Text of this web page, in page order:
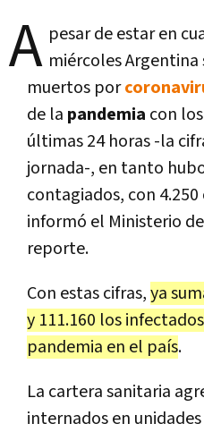
A pesar de estar en
miércoles Argentina
muertos por
de la pandemia con
últimas 24 horas -la
jornada-, en tanto
contagiados, con
informó el Ministerio de
reporte.
Con estas cifras,ya
y 111.160 los
pandemia en el país.
La cartera sanitaria
internados en